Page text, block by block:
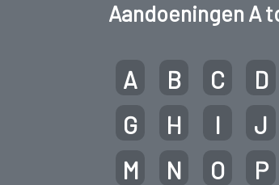
Aandoeningen A
A B C D
G
H I J
M
N O P